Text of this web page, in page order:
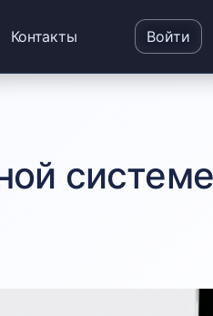
Контакты Войти